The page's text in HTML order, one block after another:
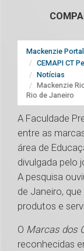
Mackenzie Portal
CEMAPI CT
Notícias
Mackenzie
Rio de Janeiro
A Faculdade
entre as
área de
divulgada pelo
A pesquisa
de Janeiro,
produtos e
O Marcas dos
reconhecidas